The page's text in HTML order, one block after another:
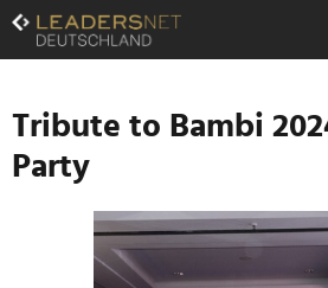
Zum
Inhalt
Zur
Navigation
Zur
Hauptnavigation
Tribute to Bambi
Party